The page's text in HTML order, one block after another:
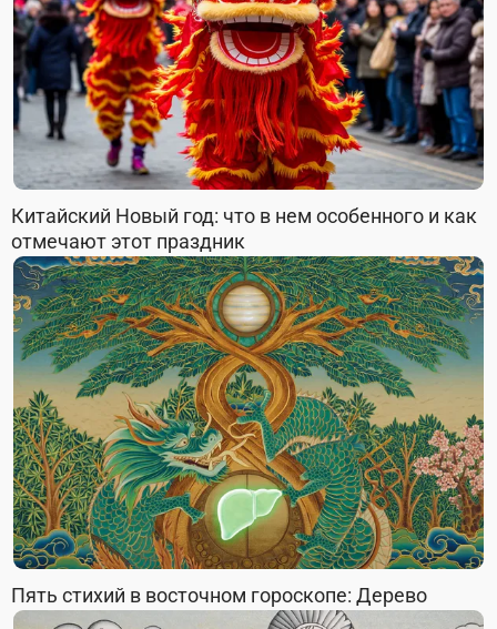
Китайский Новый год: что в нем особенного и как
отмечают этот праздник
Пять стихий в восточном гороскопе: Дерево